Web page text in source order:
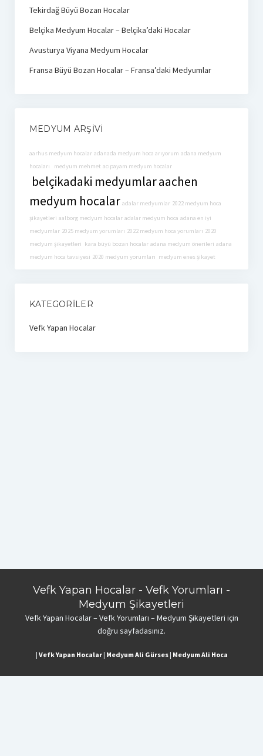
Tekirdağ Büyü Bozan Hocalar
Belçika Medyum Hocalar – Belçika’daki Hocalar
Avusturya Viyana Medyum Hocalar
Fransa Büyü Bozan Hocalar – Fransa’daki Medyumlar
MEDYUM ARŞIVI
aarhus medyum hocalar adanada medyum hoca arıyorum adana medyum
hocaları
medyum mehmet acıpayam medyum hocalar
belçikadaki medyumlaraachen
medyum hocalar adalar medyumlar 2022 medyum hoca
şikayetleri aalborg medyum hocalar adalar medyum hoca adana en iyi
medyumlar 2025 medyum yorumları 2022 medyum hoca yorumları 2020
medyum şikayetleri kara büyü bozan hocalar adana medyum önerileri adana
medyum hoca tavsiyesi 2020 medyum yorumları medyum enes şikayet
KATEGORILER
Vefk Yapan Hocalar
Vefk Yapan Hocalar - Vefk Yorumları -
Medyum Şikayetleri
Vefk Yapan Hocalar – Vefk Yorumları – Medyum Şikayetleri için
doğru sayfadasınız.
| Vefk Yapan Hocalar| Medyum Ali Gürses| Medyum Ali Hoca